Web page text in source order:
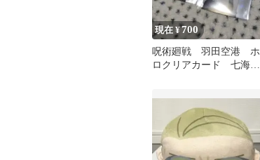
現在 ¥700
呪術廻戦 羽田空港 ホ
ロクリアカード 七海建